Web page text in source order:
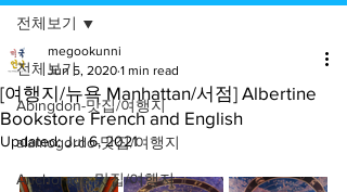
전체보기
Abingdon-맛집/여행지
alamogordo-맛집/여행지
Anchorage-맛집/여행지
전체보기
[여행지/뉴욕 Manhattan/서점] Albertine
Bookstore French and English
megookunni
Jun 5, 2020 1 min read
Updated:Jul 6, 2021